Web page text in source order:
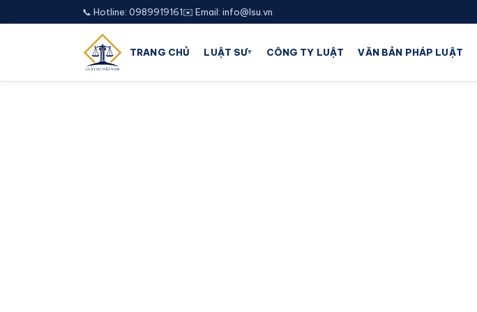
📞 Hotline: 0989919161✉️ Email: info@lsu.vn
TRANG CHỦ LUẬT SƯ▾ CÔNG TY LUẬT VĂN BẢN PHÁP LUẬT